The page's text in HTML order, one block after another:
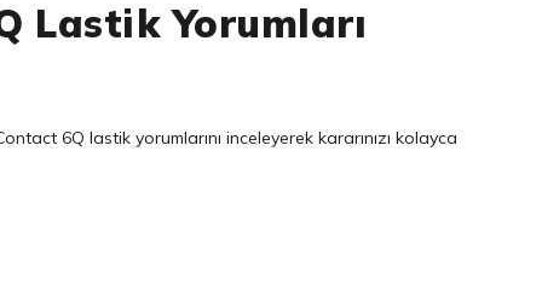
Lastik Yorumları
6Q lastik yorumlarını inceleyerek kararınızı kolayca